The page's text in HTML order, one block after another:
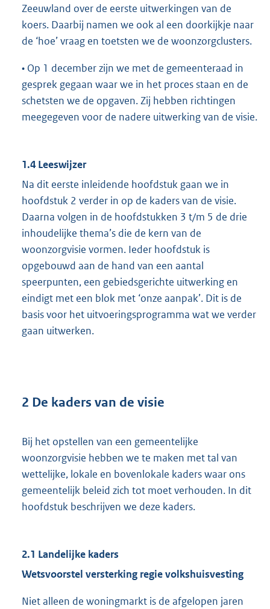
Zeeuwland over de eerste uitwerkingen van de
koers. Daarbij namen we ook al een doorkijkje naar
de ‘hoe’ vraag en toetsten we de woonzorgclusters.
• Op 1 december zijn we met de gemeenteraad in
gesprek gegaan waar we in het proces staan en de
schetsten we de opgaven. Zij hebben richtingen
meegegeven voor de nadere uitwerking van de visie.
1.4 Leeswijzer
Na dit eerste inleidende hoofdstuk gaan we in
hoofdstuk 2 verder in op de kaders van de visie.
Daarna volgen in de hoofdstukken 3 t/m 5 de drie
inhoudelijke thema’s die de kern van de
woonzorgvisie vormen. Ieder hoofdstuk is
opgebouwd aan de hand van een aantal
speerpunten, een gebiedsgerichte uitwerking en
eindigt met een blok met ‘onze aanpak’. Dit is de
basis voor het uitvoeringsprogramma wat we verder
gaan uitwerken.
2 De kaders van de visie
Bij het opstellen van een gemeentelijke
woonzorgvisie hebben we te maken met tal van
wettelijke, lokale en bovenlokale kaders waar ons
gemeentelijk beleid zich tot moet verhouden. In dit
hoofdstuk beschrijven we deze kaders.
2.1 Landelijke kaders
Wetsvoorstel versterking regie volkshuisvesting
Niet alleen de woningmarkt is de afgelopen jaren